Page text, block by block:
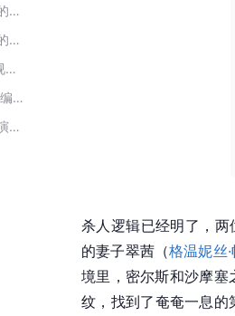
布拉德·皮特参演的影视作品
布拉德·皮特参演的电影
七宗罪相关的影视作品
安德鲁·凯文·沃克编剧的影视作品
约翰·C·麦金雷参演的影视作品
杀人逻辑已经明了，两
的妻子翠茜（格温妮丝
境里，密尔斯和沙摩
纹 ，找到了奄奄一息